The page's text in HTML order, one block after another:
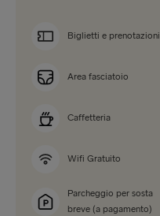
Biglietti e prenotazioni
Area fasciatoio
Caffetteria
Wifi Gratuito
Parcheggio per sosta
breve (a pagamento)